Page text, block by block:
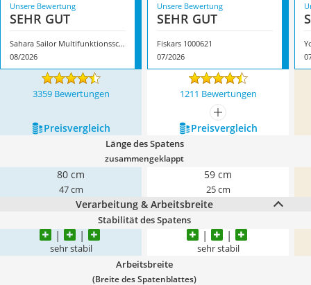
Unsere Bewertung
SEHR GUT
Sahara Sailor Multifunktionsschaufel
08/2026
Unsere Bewertung
SEHR GUT
Fiskars 1000621
07/2026
3359 Bewertungen 1211 Bewertungen
mehr anzeigen
Preis­vergleich
Preis­vergleich
Länge des Spatens
zusammengeklappt
80 cm
47 cm
59 cm
25 cm
Verarbeitung & Arbeitsbreite
Stabilität des Spatens
sehr stabil sehr stabil
Arbeitsbreite
(Breite des Spatenblattes)